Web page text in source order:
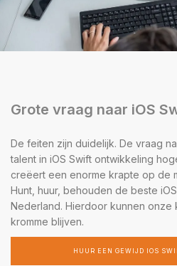
Grote vraag naar iOS
De feiten zijn duidelijk. De vraag
talent in iOS Swift ontwikkeling
creëert een enorme krapte op de
Hunt, huur, behouden de beste
Nederland. Hierdoor kunnen onze
kromme blijven.
HUUR EEN GEWIJD IOS